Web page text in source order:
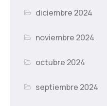
diciembre 2024
noviembre 2024
octubre 2024
septiembre 2024